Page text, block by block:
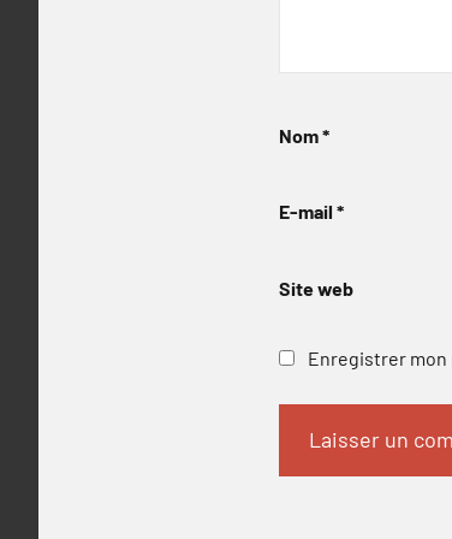
Nom*
E-mail *
Site web
Enregistrer mon